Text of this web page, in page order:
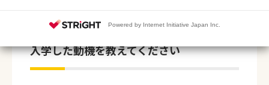
Powered by Internet Initiative Japan Inc.
入学した動機を教えてください